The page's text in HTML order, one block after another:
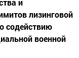
и
лизинговой
содействию
военной